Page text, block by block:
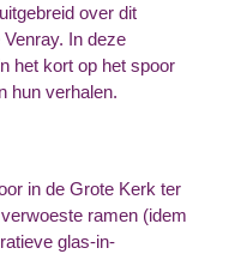
over dit
In deze
het kort op het spoor
hun verhalen.
in de Grote Kerk ter
ramen (idem
glas-in-